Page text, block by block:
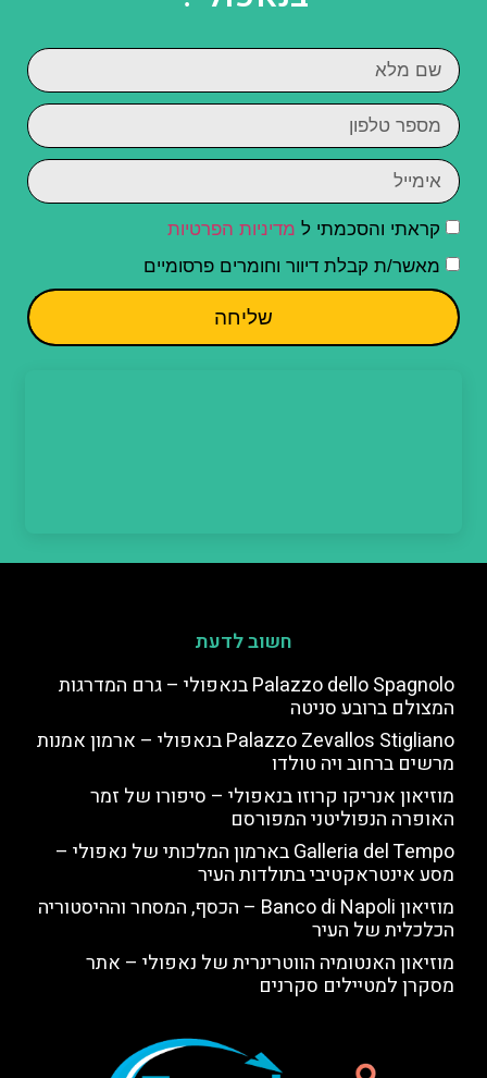
קראתי והסכמתי ל מדיניות הפרטיות
מאשר/ת קבלת דיוור וחומרים פרסומיים
שליחה
חשוב לדעת
Palazzo dello Spagnolo בנאפולי – גרם המדרגות
המצולם ברובע סניטה
Palazzo Zevallos Stigliano בנאפולי – ארמון אמנות
מרשים ברחוב ויה טולדו
מוזיאון אנריקו קרוזו בנאפולי – סיפורו של זמר
האופרה הנפוליטני המפורסם
Galleria del Tempo בארמון המלכותי של נאפולי –
מסע אינטראקטיבי בתולדות העיר
מוזיאון Banco di Napoli – הכסף, המסחר וההיסטוריה
הכלכלית של העיר
מוזיאון האנטומיה הווטרינרית של נאפולי – אתר
מסקרן למטיילים סקרנים